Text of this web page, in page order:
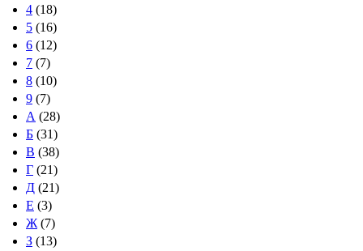
4 (18)
5 (16)
6 (12)
7 (7)
8 (10)
9 (7)
А (28)
Б (31)
В (38)
Г (21)
Д (21)
Е (3)
Ж (7)
З (13)